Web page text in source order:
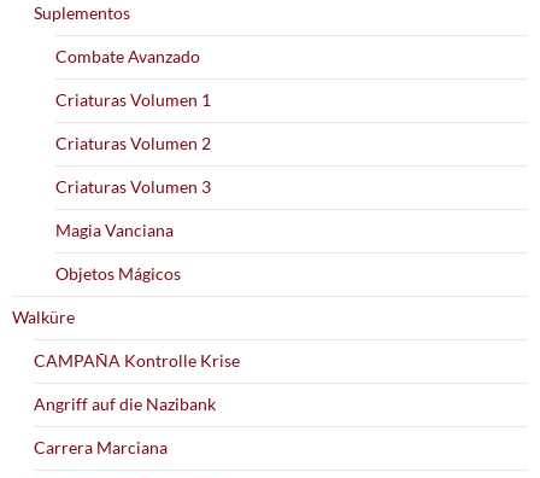
Suplementos
Combate Avanzado
Criaturas Volumen 1
Criaturas Volumen 2
Criaturas Volumen 3
Magia Vanciana
Objetos Mágicos
Walküre
CAMPAÑA Kontrolle Krise
Angriff auf die Nazibank
Carrera Marciana